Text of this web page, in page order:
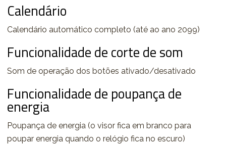
Calendário
Calendário automático completo (até ao ano 2099)
Funcionalidade de corte de som
Som de operação dos botões ativado/desativado
Funcionalidade de poupança de
energia
Poupança de energia (o visor fica em branco para
poupar energia quando o relógio fica no escuro)